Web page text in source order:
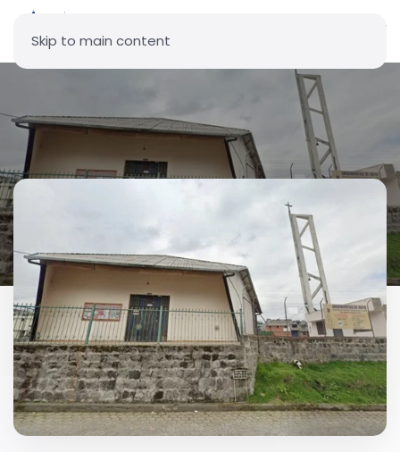
Skip to main content
Parroquia Nuestra Señora del
Cisne - Nuevos Horizontes